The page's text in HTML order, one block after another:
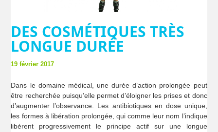
DES COSMÉTIQUES TRÈS
LONGUE DURÉE
19 février 2017
Dans le domaine médical, une durée d’action prolongée peut
être recherchée puisqu’elle permet d’éloigner les prises et donc
d’augmenter l’observance. Les antibiotiques en dose unique,
les formes à libération prolongée, qui comme leur nom l’indique
libèrent progressivement le principe actif sur une longue